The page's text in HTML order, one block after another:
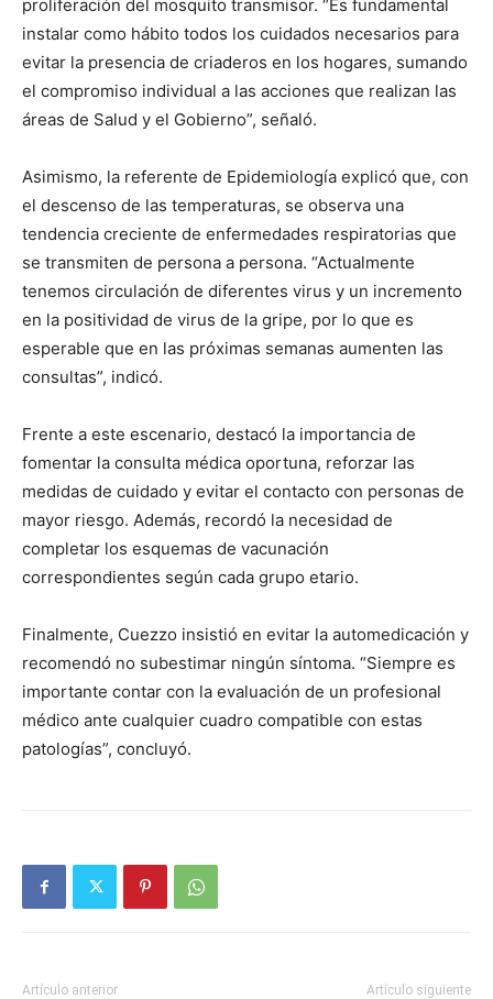
proliferación del mosquito transmisor. “Es fundamental
instalar como hábito todos los cuidados necesarios para
evitar la presencia de criaderos en los hogares, sumando
el compromiso individual a las acciones que realizan las
áreas de Salud y el Gobierno”, señaló.
Asimismo, la referente de Epidemiología explicó que, con
el descenso de las temperaturas, se observa una
tendencia creciente de enfermedades respiratorias que
se transmiten de persona a persona. “Actualmente
tenemos circulación de diferentes virus y un incremento
en la positividad de virus de la gripe, por lo que es
esperable que en las próximas semanas aumenten las
consultas”, indicó.
Frente a este escenario, destacó la importancia de
fomentar la consulta médica oportuna, reforzar las
medidas de cuidado y evitar el contacto con personas de
mayor riesgo. Además, recordó la necesidad de
completar los esquemas de vacunación
correspondientes según cada grupo etario.
Finalmente, Cuezzo insistió en evitar la automedicación y
recomendó no subestimar ningún síntoma. “Siempre es
importante contar con la evaluación de un profesional
médico ante cualquier cuadro compatible con estas
patologías”, concluyó.
Artículo anterior Artículo siguiente